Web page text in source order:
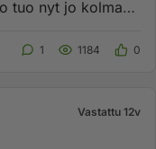
tuo nyt jo kolmas
1 1184 0
Vastattu 12v